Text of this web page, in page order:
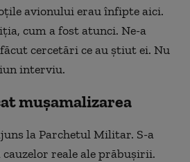
avionului erau înfipte aici.
cum a fost atunci. Ne-a
cercetări ce au știut ei. Nu
interviu.
mușamalizarea
la Parchetul Militar. S-a
reale ale prăbușirii.